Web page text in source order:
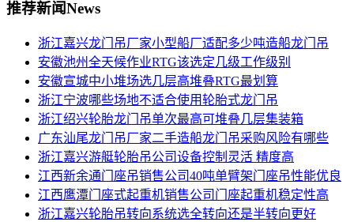
推荐新闻News
浙江嘉兴龙门吊厂家小型船厂适配多少吨造船龙门吊
安徽池州全天候作业RTG该选定几级工作级别
安徽宣城中小堆场选几层高堆叠RTG最划算
浙江宁波哪些场地不适合使用轮胎式龙门吊
浙江绍兴轮胎龙门吊单次最高可堆叠几层集装箱
广东汕尾龙门吊厂家二手造船龙门吊采购风险有哪些
浙江嘉兴游艇轮胎吊公司设备控制灵活 精度高
江西新余通门座吊销售公司40吨单臂架门座吊性能优良
江西鹰潭门座式起重机销售公司门座起重机稳定性高
浙江嘉兴轮胎吊转向系统选全转向还是半转向更好